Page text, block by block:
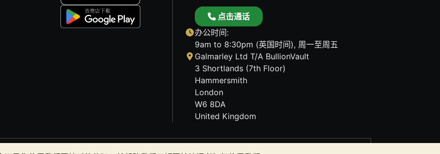
点击通话
办公时间:
9am to 8:30pm (英国时间), 周一至周五
Galmarley Ltd T/A BullionVault
3 Shortlands (7th Floor)
Hammersmith
London
W6 8DA
United Kingdom